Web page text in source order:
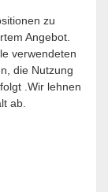
zu
Angebot.
verwendeten
die Nutzung
.Wir lehnen
ab.